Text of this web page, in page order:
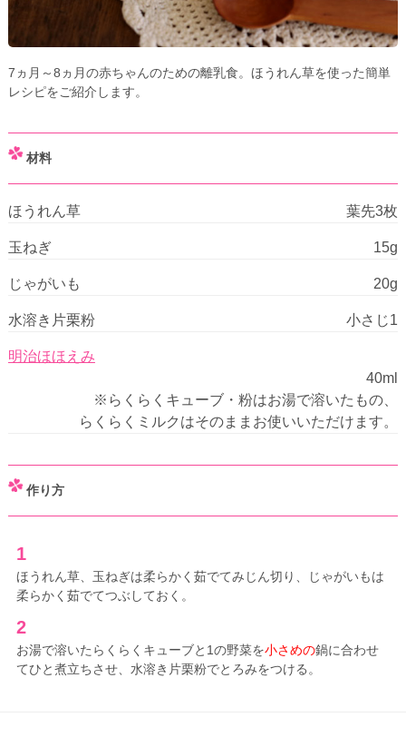
7ヵ月～8ヵ月の赤ちゃんのための離乳食。ほうれん草を使った簡単
レシピをご紹介します。
材料
ほうれん草 葉先3枚
玉ねぎ 15g
じゃがいも 20g
水溶き片栗粉 小さじ1
明治ほほえみ
40ml
※らくらくキューブ・粉はお湯で溶いたもの、
らくらくミルクはそのままお使いいただけます。
作り方
1
ほうれん草、玉ねぎは柔らかく茹でてみじん切り、じゃがいもは
柔らかく茹でてつぶしておく。
2
お湯で溶いたらくらくキューブと1の野菜を小さめの鍋に合わせ
てひと煮立ちさせ、水溶き片栗粉でとろみをつける。